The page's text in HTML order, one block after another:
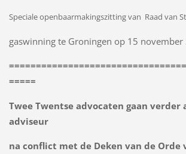
Speciale openbaarmakingszitting van Raad van
gaswinning te Groningen op 15 november
=====
Twee Twentse advocaten gaan verder
adviseur
na conflict met de Deken van de Orde